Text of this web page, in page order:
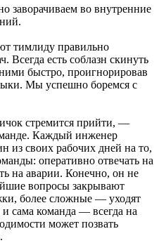
заворачиваем во внутренние
тимлиду правильно
Всегда есть соблазн скинуть
ними быстро, проигнорировав
Мы успешно боремся с
стремится прийти, —
Каждый инженер
из своих рабочих дней на то,
оперативно отвечать на
на аварии. Конечно, он не
вопросы закрывают
более сложные — уходят
сама команда — всегда на
может позвать